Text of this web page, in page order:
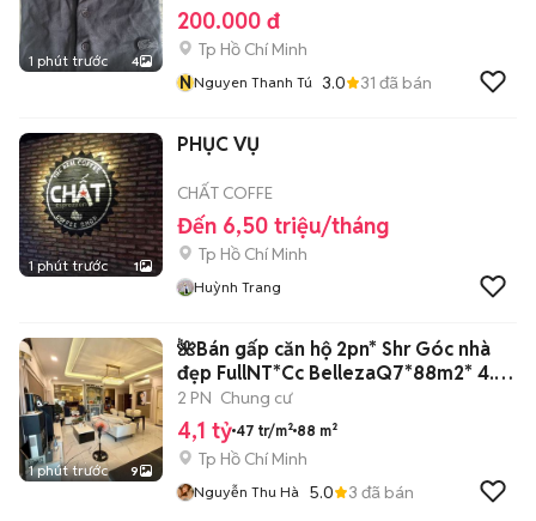
1 phút trước 4
200.000 đ
Tp Hồ Chí Minh
NNguyen Thanh Tú 3.0 31 đã bán
1 phút trước 1
PHỤC VỤ
CHẤT COFFE
Đến 6,50 triệu/tháng
Tp Hồ Chí Minh
Huỳnh Trang
1 phút trước 9
🌺Bán gấp căn hộ 2pn* Shr Góc nhà
đẹp FullNT*Cc BellezaQ7*88m2* 4.1
tỷ
2 PN Chung cư
4,1 tỷ 47 tr/m² 88 m²
Tp Hồ Chí Minh
Nguyễn Thu Hà 5.0 3 đã bán